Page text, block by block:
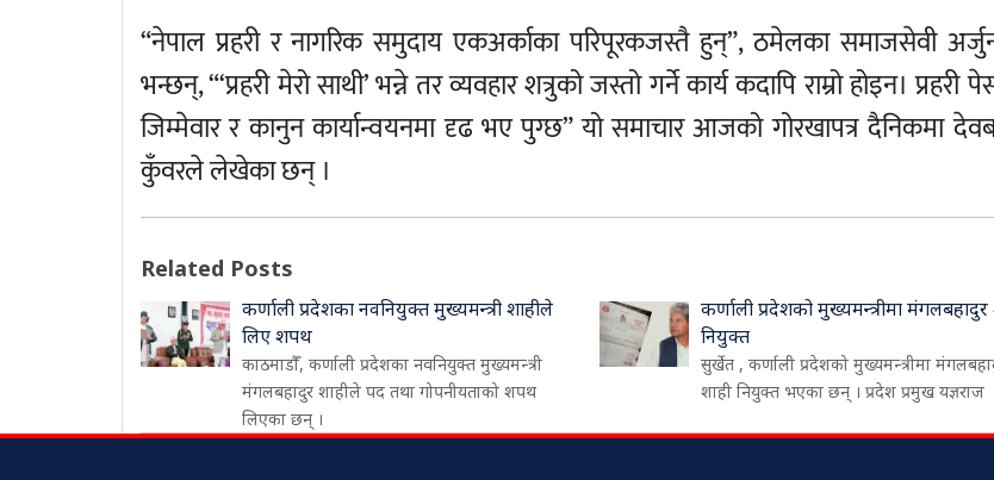
“नेपाल प्रहरी र नागरिक समुदाय एकअर्काका परिपूरकजस्तै हुन्”, ठमेलका समाजसेवी
भन्छन्, “‘प्रहरी मेरो साथी’ भन्ने तर व्यवहार शत्रुको जस्तो गर्ने कार्य कदापि राम्रो होइन। प्रहरी
जिम्मेवार र कानुन कार्यान्वयनमा दृढ भए पुग्छ” यो समाचार आजको गोरखापत्र दैनिकमा
कुँवरले लेखेका छन् ।
Related Posts
कर्णाली प्रदेशका नवनियुक्त मुख्यमन्त्री शाहीले
लिए शपथ
काठमाडौँ, कर्णाली प्रदेशका नवनियुक्त मुख्यमन्त्री
मंगलबहादुर शाहीले पद तथा गोपनीयताको शपथ
लिएका छन् ।
कर्णाली प्रदेशको मुख्यमन्त्रीमा मंगलबहादुर
नियुक्त
सुर्खेत , कर्णाली प्रदेशको मुख्यमन्त्रीमा
शाही नियुक्त भएका छन् । प्रदेश प्रमुख यज्ञराज